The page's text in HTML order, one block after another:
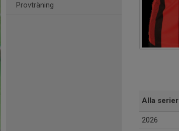
Provträning
Alla serier
2026